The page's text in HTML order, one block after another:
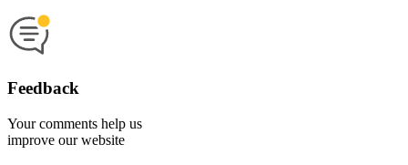
Feedback
Your comments help us
improve our website